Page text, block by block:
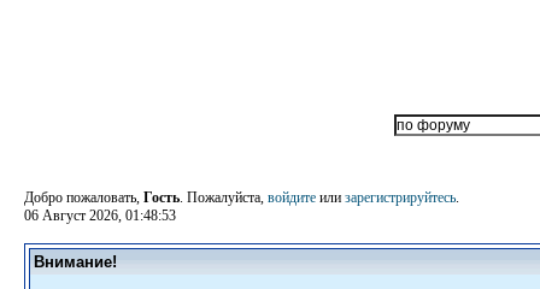
Добро пожаловать, Гость. Пожалуйста, войдите или зарегистрируйтесь.
06 Август 2026, 01:48:53
Внимание!